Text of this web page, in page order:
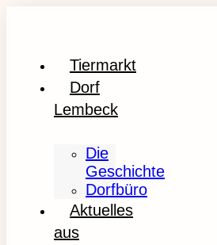
Tiermarkt
Dorf
Lembeck
Die
Geschichte
Dorfbüro
Aktuelles
aus